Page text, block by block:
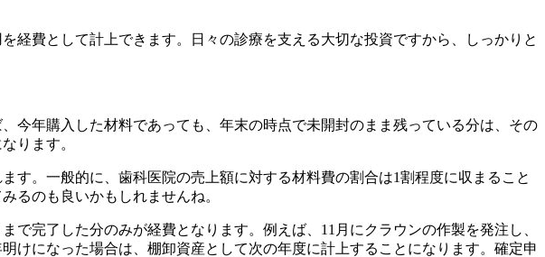
経費として計上できます。日々の診療を支える大切な投資ですから、しっかりと
、今年購入した材料であっても、年末の時点で未開封のまま残っている分は、その
ります。
す。一般的に、歯科医院の売上額に対する材料費の割合は1割程度に収まること
るのも良いかもしれませんね。
完了した分のみが経費となります。例えば、11月にクラウンの作製を発注し、
けになった場合は、棚卸資産として次の年度に計上することになります。確定申